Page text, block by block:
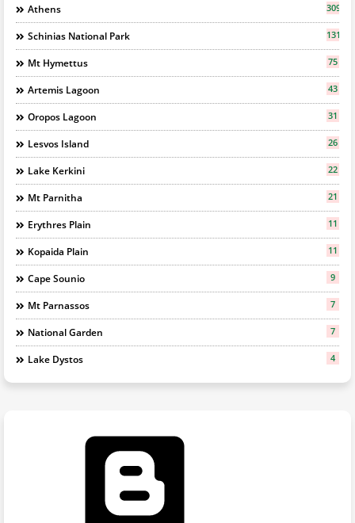
Athens 309
Schinias National Park 131
Mt Hymettus 75
Artemis Lagoon 43
Oropos Lagoon 31
Lesvos Island 26
Lake Kerkini 22
Mt Parnitha 21
Erythres Plain 11
Kopaida Plain 11
Cape Sounio 9
Mt Parnassos 7
National Garden 7
Lake Dystos 4